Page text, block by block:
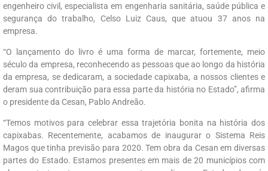
engenheiro civil, especialista em engenharia sanitária, saúde pública e
segurança do trabalho, Celso Luiz Caus, que atuou 37 anos na
empresa.
“O lançamento do livro é uma forma de marcar, fortemente, meio
século da empresa, reconhecendo as pessoas que ao longo da história
da empresa, se dedicaram, a sociedade capixaba, a nossos clientes e
deram sua contribuição para essa parte da história no Estado”, afirma
o presidente da Cesan, Pablo Andreão.
“Temos motivos para celebrar essa trajetória bonita na história dos
capixabas. Recentemente, acabamos de inaugurar o Sistema Reis
Magos que tinha previsão para 2020. Tem obra da Cesan em diversas
partes do Estado. Estamos presentes em mais de 20 municípios com